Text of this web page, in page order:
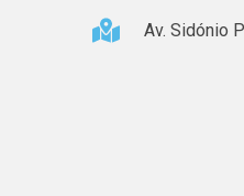
Av. Sidónio